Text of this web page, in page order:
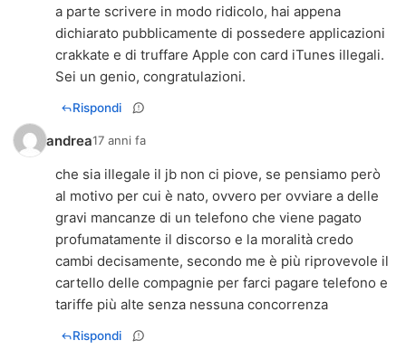
a parte scrivere in modo ridicolo, hai appena
dichiarato pubblicamente di possedere applicazioni
crakkate e di truffare Apple con card iTunes illegali.
Sei un genio, congratulazioni.
Rispondi
andrea17 anni fa
che sia illegale il jb non ci piove, se pensiamo però
al motivo per cui è nato, ovvero per ovviare a delle
gravi mancanze di un telefono che viene pagato
profumatamente il discorso e la moralità credo
cambi decisamente, secondo me è più riprovevole il
cartello delle compagnie per farci pagare telefono e
tariffe più alte senza nessuna concorrenza
Rispondi